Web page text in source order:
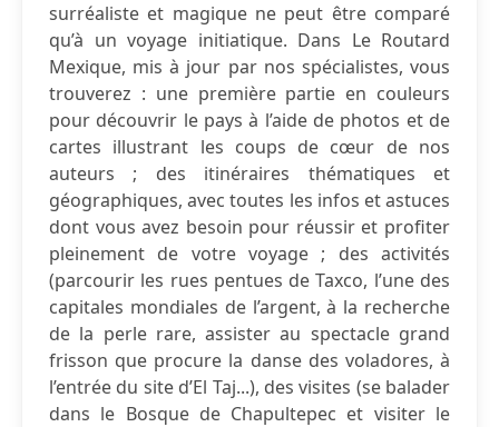
surréaliste et magique ne peut être comparé
qu’à un voyage initiatique. Dans Le Routard
Mexique, mis à jour par nos spécialistes, vous
trouverez : une première partie en couleurs
pour découvrir le pays à l’aide de photos et de
cartes illustrant les coups de cœur de nos
auteurs ; des itinéraires thématiques et
géographiques, avec toutes les infos et astuces
dont vous avez besoin pour réussir et profiter
pleinement de votre voyage ; des activités
(parcourir les rues pentues de Taxco, l’une des
capitales mondiales de l’argent, à la recherche
de la perle rare, assister au spectacle grand
frisson que procure la danse des voladores, à
l’entrée du site d’El Taj...), des visites (se balader
dans le Bosque de Chapultepec et visiter le